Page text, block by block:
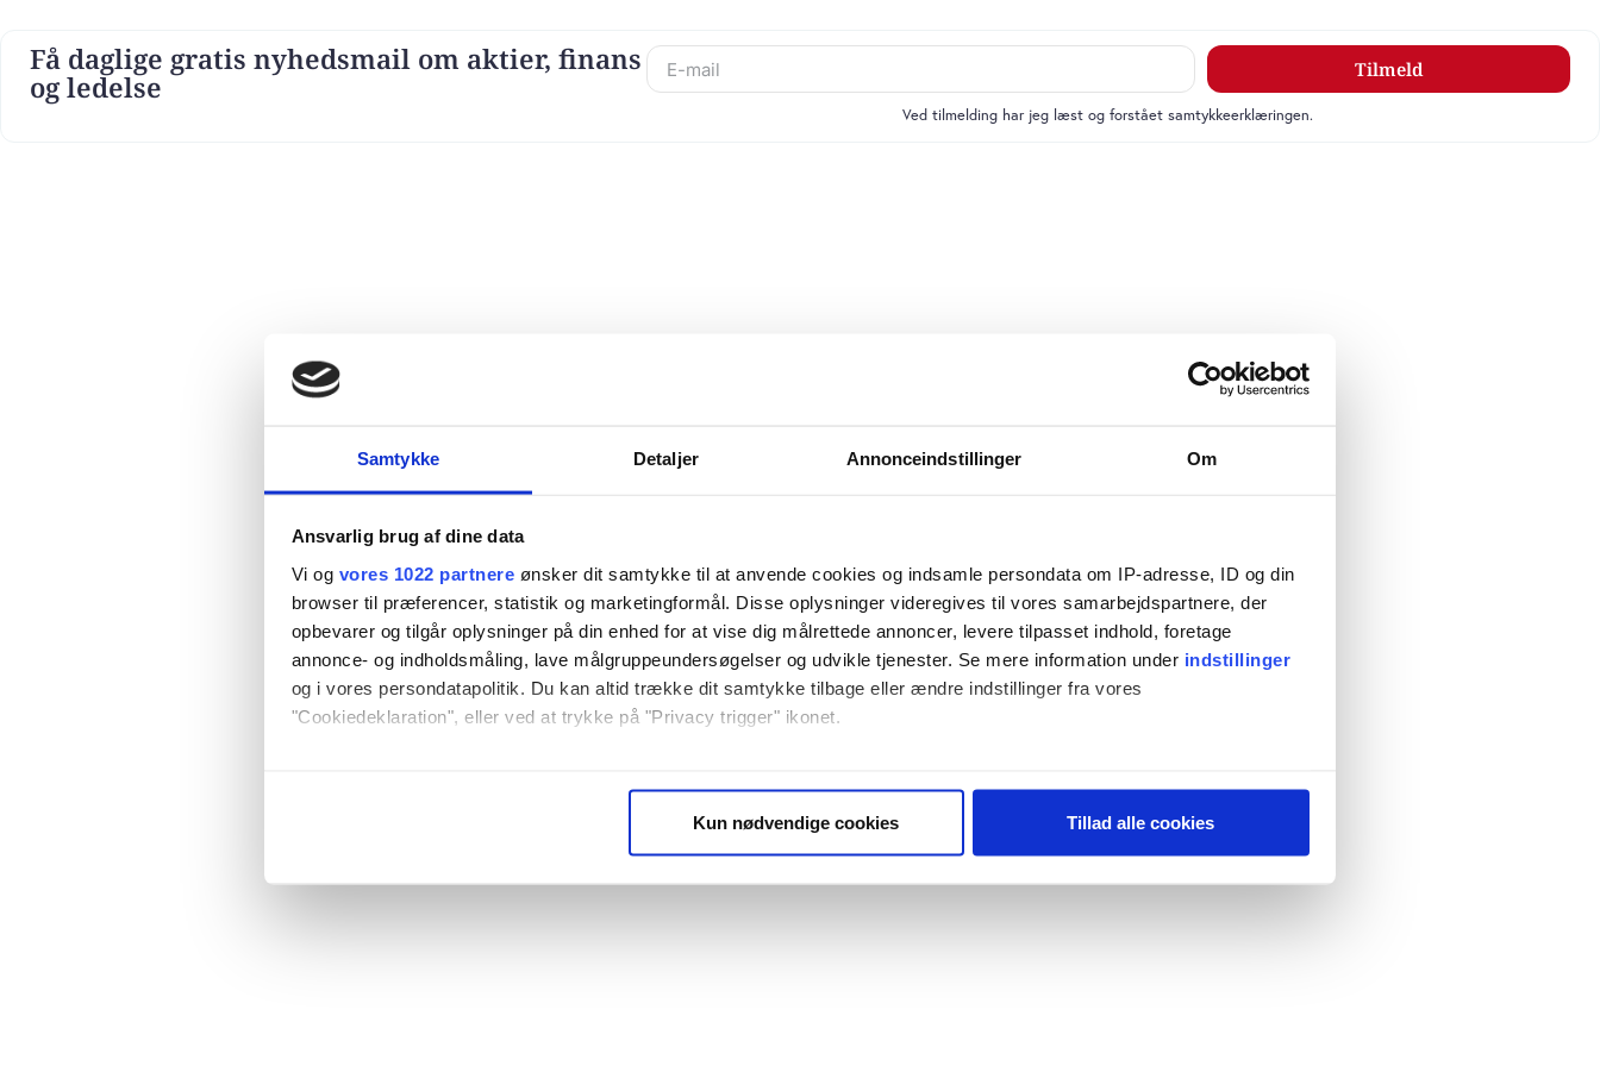
Samtykke Detaljer Annonceindstillinger Om
Ansvarlig brug af dine data
Vi og vores 1022 partnere ønsker dit samtykke til at anvende cookies og indsamle persondata om IP-adresse, ID og din
browser til præferencer, statistik og marketingformål. Disse oplysninger videregives til vores samarbejdspartnere, der
opbevarer og tilgår oplysninger på din enhed for at vise dig målrettede annoncer, levere tilpasset indhold, foretage
annonce- og indholdsmåling, lave målgruppeundersøgelser og udvikle tjenester. Se mere information under indstillinger
og i vores persondatapolitik. Du kan altid trække dit samtykke tilbage eller ændre indstillinger fra vores
"Cookiedeklaration", eller ved at trykke på "Privacy trigger" ikonet.
Identificere din enhed baseret på en scanning af dens unikke karakteristika (fingerprinting)
Kun nødvendige cookies Tillad alle cookies
Få daglige gratis nyhedsmail om aktier, finans
og ledelse
Tilmeld
Ved tilmelding har jeg læst og forstået samtykkeerklæringen.